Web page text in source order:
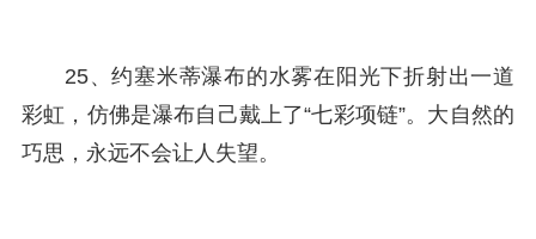
25、约塞米蒂瀑布的水雾在阳光下折射出一道
彩虹，仿佛是瀑布自己戴上了“七彩项链”。大自然的
巧思，永远不会让人失望。